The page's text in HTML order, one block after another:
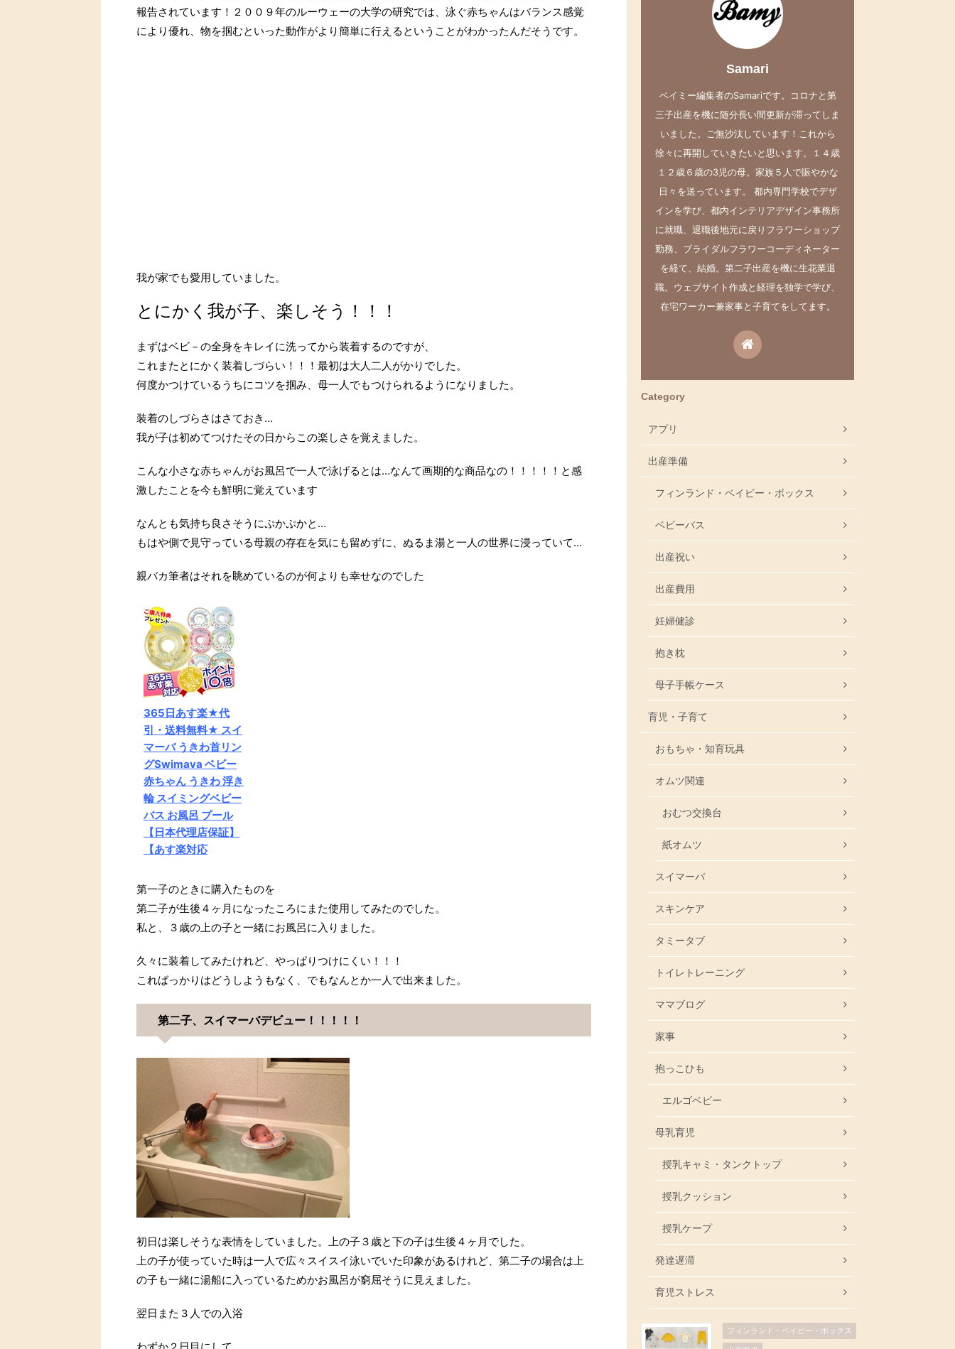
報告されています！２００９年のルーウェーの大学の研究では、泳ぐ赤ちゃんはバランス感覚
により優れ、物を掴むといった動作がより簡単に行えるということがわかったんだそうです。
我が家でも愛用していました。
とにかく我が子、楽しそう！！！
まずはベビ－の全身をキレイに洗ってから装着するのですが、
これまたとにかく装着しづらい！！！最初は大人二人がかりでした。
何度かつけているうちにコツを掴み、母一人でもつけられるようになりました。
装着のしづらさはさておき…
我が子は初めてつけたその日からこの楽しさを覚えました。
こんな小さな赤ちゃんがお風呂で一人で泳げるとは…なんて画期的な商品なの！！！！！と感
激したことを今も鮮明に覚えています
なんとも気持ち良さそうにぷかぷかと…
もはや側で見守っている母親の存在を気にも留めずに、ぬるま湯と一人の世界に浸っていて...
親バカ筆者はそれを眺めているのが何よりも幸せなのでした
365日あす楽★代
引・送料無料★ スイ
マーバ うきわ首リン
グSwimava ベビー
赤ちゃん うきわ 浮き
輪 スイミングベビー
バス お風呂 プール
【日本代理店保証】
【あす楽対応
第一子のときに購入たものを
第二子が生後４ヶ月になったころにまた使用してみたのでした。
私と、３歳の上の子と一緒にお風呂に入りました。
久々に装着してみたけれど、やっぱりつけにくい！！！
こればっかりはどうしようもなく、でもなんとか一人で出来ました。
第二子、スイマーバデビュー！！！！！
初日は楽しそうな表情をしていました。上の子３歳と下の子は生後４ヶ月でした。
上の子が使っていた時は一人で広々スイスイ泳いでいた印象があるけれど、第二子の場合は上
の子も一緒に湯船に入っているためかお風呂が窮屈そうに見えました。
翌日また３人での入浴
わずか２日目にして
Samari
ベイミー編集者のSamariです。コロナと第
三子出産を機に随分長い間更新が滞ってしま
いました。ご無沙汰しています！これから
徐々に再開していきたいと思います。１４歳
１２歳６歳の3児の母。家族５人で賑やかな
日々を送っています。 都内専門学校でデザ
インを学び、都内インテリアデザイン事務所
に就職、退職後地元に戻りフラワーショップ
勤務、ブライダルフラワーコーディネーター
を経て、結婚。第二子出産を機に生花業退
職。ウェブサイト作成と経理を独学で学び、
在宅ワーカー兼家事と子育てをしてます。
Category
アプリ
出産準備
フィンランド・ベイビー・ボックス
ベビーバス
出産祝い
出産費用
妊婦健診
抱き枕
母子手帳ケース
育児・子育て
おもちゃ・知育玩具
オムツ関連
おむつ交換台
紙オムツ
スイマーバ
スキンケア
タミータブ
トイレトレーニング
ママブログ
家事
抱っこひも
エルゴベビー
母乳育児
授乳キャミ・タンクトップ
授乳クッション
授乳ケープ
発達遅滞
育児ストレス
フィンランド・ベイビー・ボックス